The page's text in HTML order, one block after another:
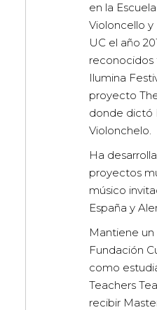
en la
Violoncello y
UC el año
reconocidos
Ilumina
proyecto
donde dictó
Violonchelo.
Ha
proyectos
músico
España y
Mantiene un
Fundación
como
Teachers
recibir